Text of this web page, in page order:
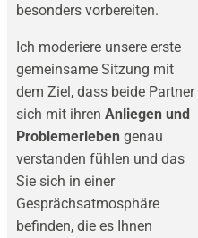
besonders vorbereiten.
Ich moderiere unsere erste
gemeinsame Sitzung mit
dem Ziel, dass beide Partner
sich mit ihren Anliegen und
Problemerleben genau
verstanden fühlen und das
Sie sich in einer
Gesprächsatmosphäre
befinden, die es Ihnen